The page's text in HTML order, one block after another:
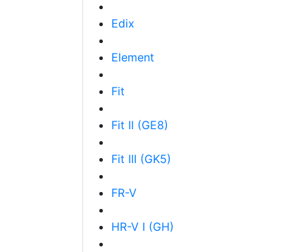
Edix
Element
Fit
Fit II (GE8)
Fit III (GK5)
FR-V
HR-V I (GH)